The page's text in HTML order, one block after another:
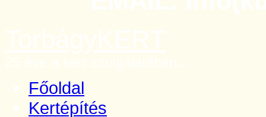
Főoldal
Kertépítés